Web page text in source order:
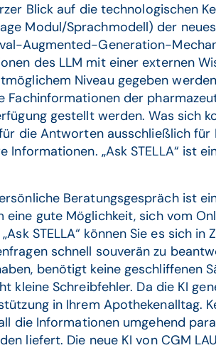
Blick auf die technologischen
Modul/Sprachmodell) der
Augmented-Generation-
des LLM mit einer externen
Niveau gegeben
Fachinformationen der
gestellt werden. Was sich
die Antworten ausschließlich für
Informationen. „Ask STELLA“ ist
Beratungsgespräch ist
eine gute Möglichkeit, sich vom
STELLA“ können Sie es sich
schnell souverän zu
benötigt keine geschliffenen
kleine Schreibfehler. Da die KI
in Ihrem Apothekenalltag.
die Informationen umgehend
liefert. Die neue KI von CGM